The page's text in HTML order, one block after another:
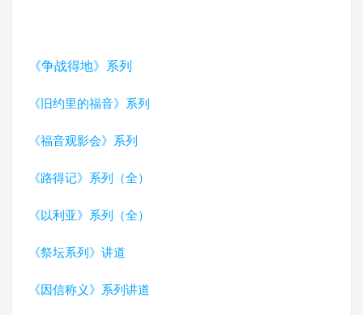
《争战得地》系列
《旧约里的福音》系列
《福音观影会》系列
《路得记》系列（全）
《以利亚》系列（全）
《祭坛系列》讲道
《因信称义》系列讲道